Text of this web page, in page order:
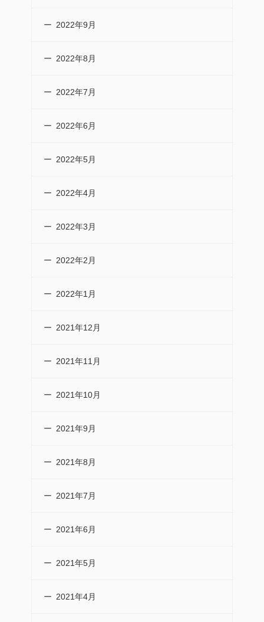
2022年9月
2022年8月
2022年7月
2022年6月
2022年5月
2022年4月
2022年3月
2022年2月
2022年1月
2021年12月
2021年11月
2021年10月
2021年9月
2021年8月
2021年7月
2021年6月
2021年5月
2021年4月